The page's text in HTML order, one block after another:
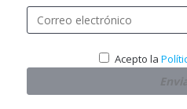
Acepto la